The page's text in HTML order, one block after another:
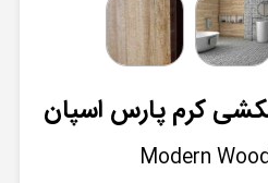
کرم پارس اسپان
Modern